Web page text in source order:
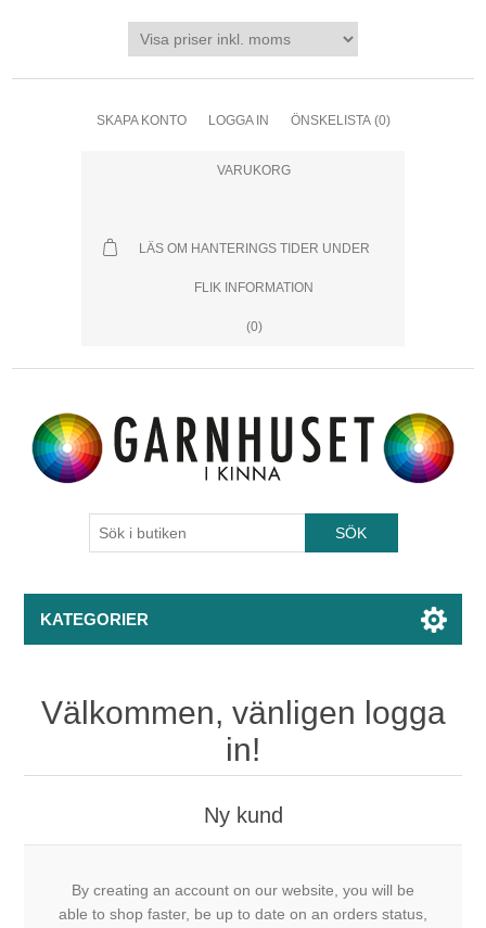
SKAPA KONTO LOGGA IN ÖNSKELISTA (0)
VARUKORG
LÄS OM HANTERINGS TIDER UNDER
FLIK INFORMATION
(0)
KATEGORIER
Välkommen, vänligen logga
in!
Ny kund
By creating an account on our website, you will be
able to shop faster, be up to date on an orders status,